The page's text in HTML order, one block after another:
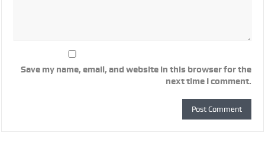
Save my name, email, and website in this browser for the
next time I comment.